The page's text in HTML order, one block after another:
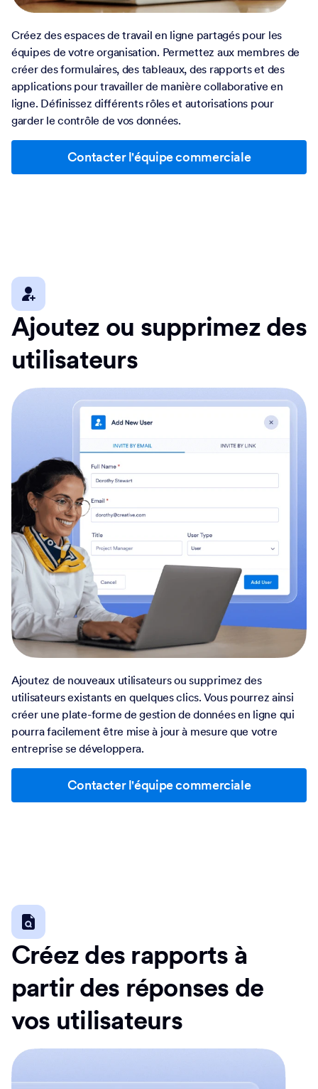
Créez des espaces de travail en ligne partagés pour les
équipes de votre organisation. Permettez aux membres de
créer des formulaires, des tableaux, des rapports et des
applications pour travailler de manière collaborative en
ligne. Définissez différents rôles et autorisations pour
garder le contrôle de vos données.
Contacter l'équipe commerciale
Ajoutez ou supprimez des
utilisateurs
Ajoutez de nouveaux utilisateurs ou supprimez des
utilisateurs existants en quelques clics. Vous pourrez ainsi
créer une plate-forme de gestion de données en ligne qui
pourra facilement être mise à jour à mesure que votre
entreprise se développera.
Contacter l'équipe commerciale
Créez des rapports à
partir des réponses de
vos utilisateurs